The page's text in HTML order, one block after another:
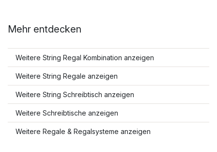
Mehr entdecken
Weitere String Regal Kombination anzeigen
Weitere String Regale anzeigen
Weitere String Schreibtisch anzeigen
Weitere Schreibtische anzeigen
Weitere Regale & Regalsysteme anzeigen